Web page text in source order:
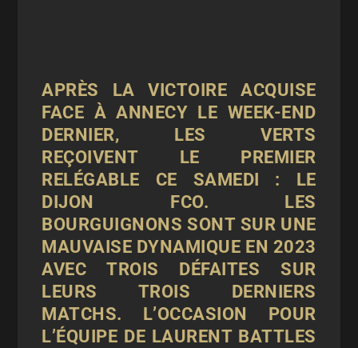
APRÈS LA VICTOIRE ACQUISE
FACE À ANNECY LE WEEK-END
DERNIER, LES VERTS
REÇOIVENT LE PREMIER
RELÉGABLE CE SAMEDI : LE
DIJON FCO. LES
BOURGUIGNONS SONT SUR UNE
MAUVAISE DYNAMIQUE EN 2023
AVEC TROIS DÉFAITES SUR
LEURS TROIS DERNIERS
MATCHS. L’OCCASION POUR
L’ÉQUIPE DE LAURENT BATTLES